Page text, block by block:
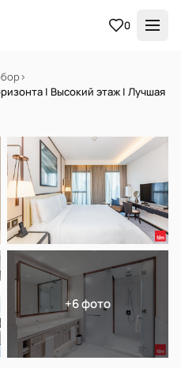
0
›
| Высокий этаж | Лучшая
+6 фото